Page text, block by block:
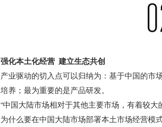
强化本土化经营  建立生态共创
产业驱动的切入点可以归纳为：基于中国的市
培养；最为重要的是产品研发。
“中国大陆市场相对于其他主要市场，有着较
为什么要在中国大陆市场部署本土市场经营模